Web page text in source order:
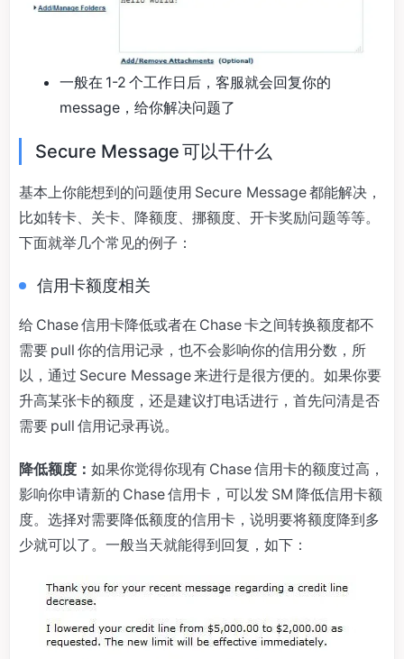
一般在 1-2 个工作日后，客服就会回复你的
message，给你解决问题了
Secure Message 可以干什么
基本上你能想到的问题使用 Secure Message 都能解决，
比如转卡、关卡、降额度、挪额度、开卡奖励问题等等。
下面就举几个常见的例子：
信用卡额度相关
给 Chase 信用卡降低或者在 Chase 卡之间转换额度都不
需要 pull 你的信用记录，也不会影响你的信用分数，所
以，通过 Secure Message 来进行是很方便的。如果你要
升高某张卡的额度，还是建议打电话进行，首先问清是否
需要 pull 信用记录再说。
降低额度： 如果你觉得你现有 Chase 信用卡的额度过高，
影响你申请新的 Chase 信用卡，可以发 SM 降低信用卡额
度。选择对需要降低额度的信用卡，说明要将额度降到多
少就可以了。一般当天就能得到回复，如下：